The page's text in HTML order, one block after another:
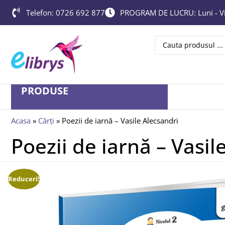
Telefon: 0726 692 877 PROGRAM DE LUCRU: Luni -
PRODUSE
Acasa » Cărți » Poezii de iarnă – Vasile Alecsandri
Poezii de iarnă –
Reduceri!